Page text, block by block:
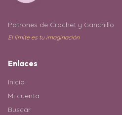
Patrones de Crochet y Ganchillo
El límite es tu imaginación
Enlaces
Inicio
Mi cuenta
Buscar